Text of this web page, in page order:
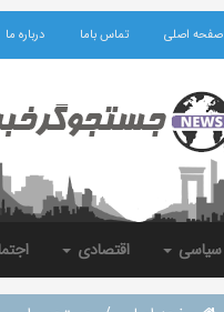
صفحه اصلی تماس باما درباره ما
سیاسی اقتصادی